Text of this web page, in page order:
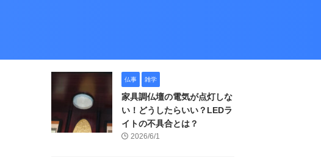
仏事 雑学
家具調仏壇の電気が点灯しな
い！どうしたらいい？LEDラ
イトの不具合とは？
2026/6/1